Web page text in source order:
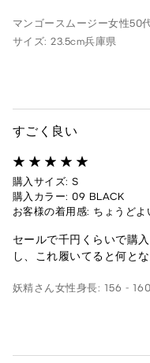
マンゴースムージー女性50
サイズ: 23.5cm兵庫県
すごく良い
購入サイズ: S
購入カラー: 09 BLACK
お客様の着用感: ちょうどよ
セールで千円くらいで購
し、これ履いてると何と
妖精さん女性身長: 156 -